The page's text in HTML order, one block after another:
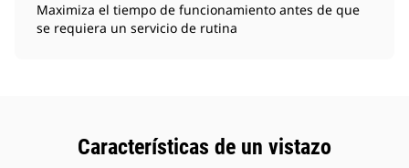
Maximiza el tiempo de funcionamiento antes de que
se requiera un servicio de rutina
Características de un vistazo